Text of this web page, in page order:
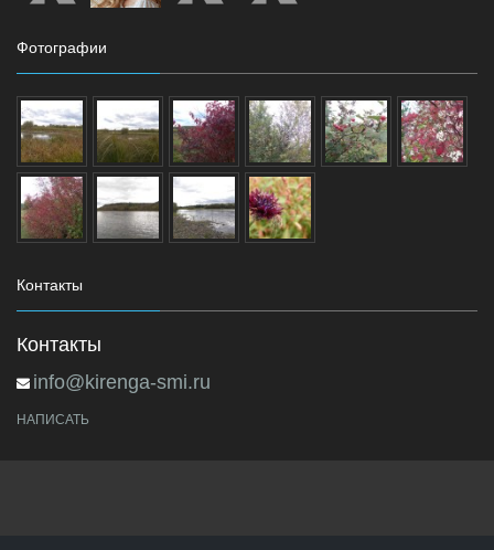
Фотографии
Контакты
Контакты
info@kirenga-smi.ru
НАПИСАТЬ